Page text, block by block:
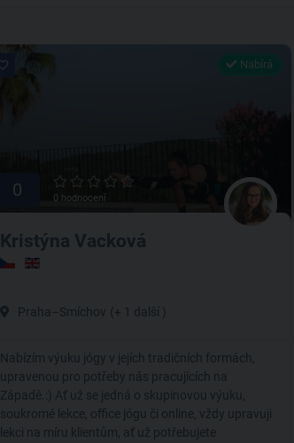
Nabírá
0 0 hodnocení
Kristýna Vacková
Praha–Smíchov (+ 1 další )
Nabízím výuku jógy v jejích tradičních formách,
upravenou pro potřeby nás pracujících na
Západě.:) Ať už se jedná o skupinovou výuku,
soukromé lekce, office jógu či online, vždy upravuji
lekci na míru klientům, ať už potřebujete